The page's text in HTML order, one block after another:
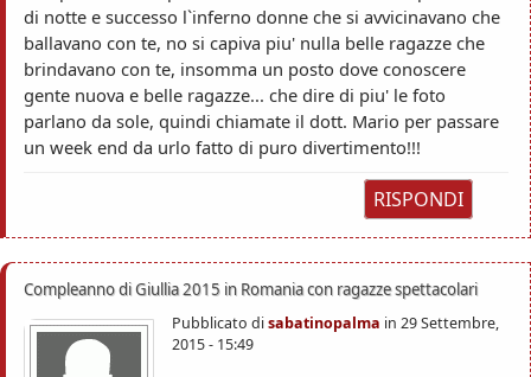
di notte e successo l`inferno donne che si avvicinavano che
ballavano con te, no si capiva piu' nulla belle ragazze che
brindavano con te, insomma un posto dove conoscere
gente nuova e belle ragazze... che dire di piu' le foto
parlano da sole, quindi chiamate il dott. Mario per passare
un week end da urlo fatto di puro divertimento!!!
RISPONDI
Compleanno di Giullia 2015 in Romania con ragazze spettacolari
Pubblicato disabatinopalma in 29 Settembre,
2015 - 15:49